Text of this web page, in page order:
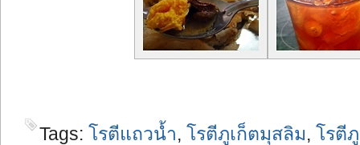
Tags: โรตีแถวน้ำ, โรตีภูเก็ตมุสลิม, โรตี